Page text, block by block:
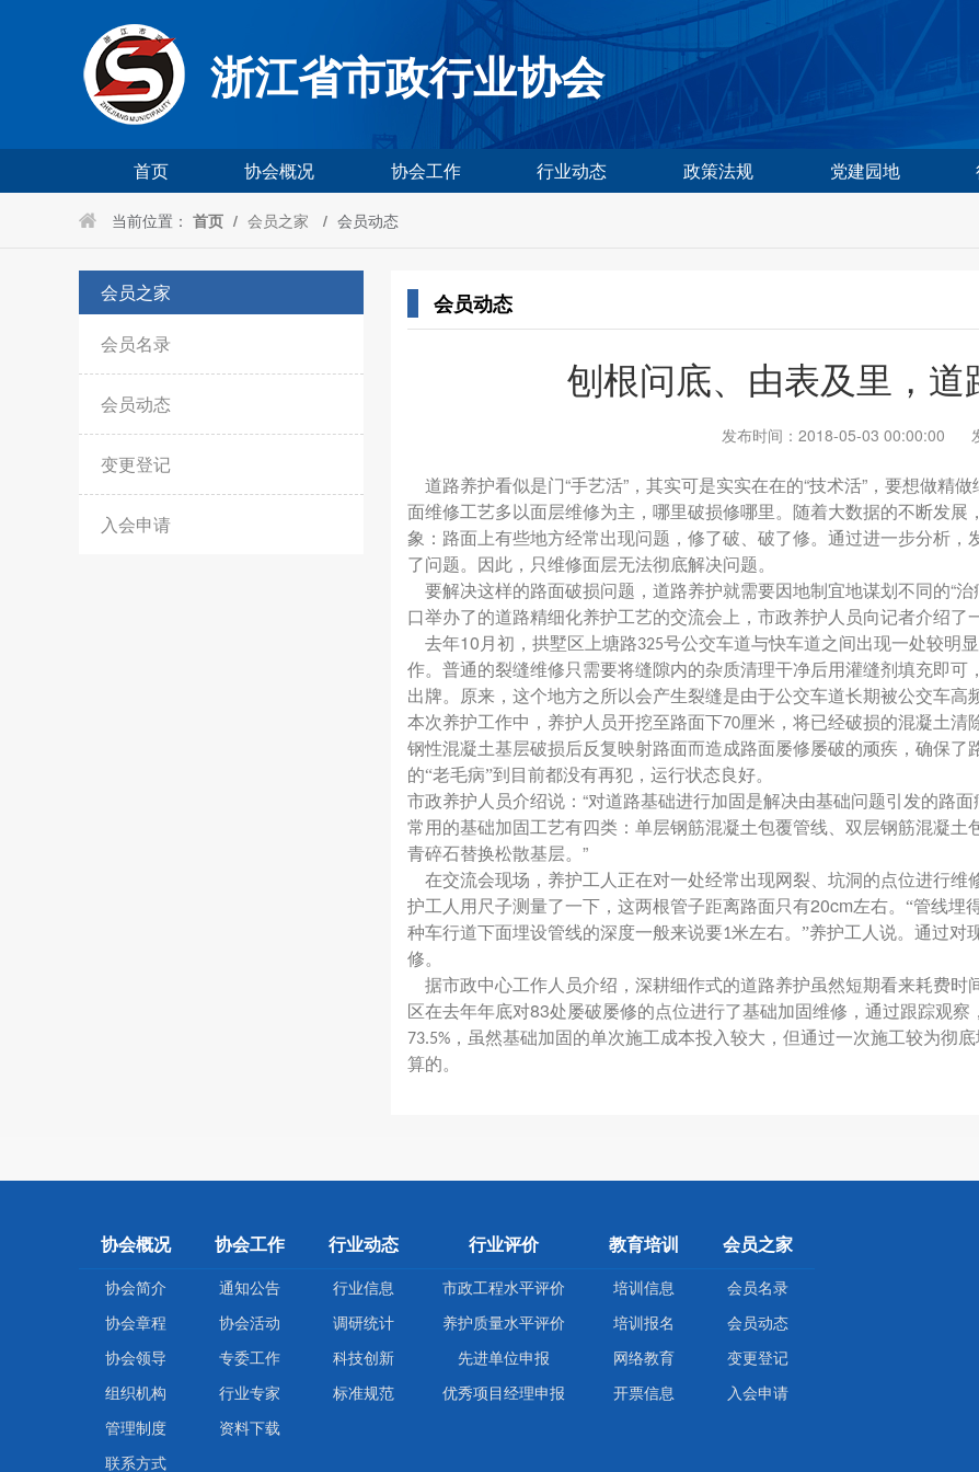
浙江省市政行业协会
首页 协会概况 协会工作 行业动态 政策法规 党建园地
当前位置： 首页 / 会员之家 / 会员动态
会员之家
会员名录
会员动态
变更登记
入会申请
会员动态
刨根问底、由表及里，道
发布时间：2018-05-03 00:00:00
道路养护看似是门“手艺活”，其实可是实实在在的“技术活”，要想做精
面维修工艺多以面层维修为主，哪里破损修哪里。随着大数据的不断发展
象：路面上有些地方经常出现问题，修了破、破了修。通过进一步分析
了问题。因此，只维修面层无法彻底解决问题。
要解决这样的路面破损问题，道路养护就需要因地制宜地谋划不同的“治
口举办了的道路精细化养护工艺的交流会上，市政养护人员向记者介绍了
去年10 月初，拱墅区上塘路325号公交车道与快车道之间出现一处较明
作。普通的裂缝维修只需要将缝隙内的杂质清理干净后用灌缝剂填充即
出牌。原来，这个地方之所以会产生裂缝是由于公交车道长期被公交车高
本次养护工作中，养护人员开挖至路面下70厘米，将已经破损的混凝土清
钢性混凝土基层破损后反复映射路面而造成路面屡修屡破的顽疾，确保
的“老毛病”到目前都没有再犯，运行状态良好。
市政养护人员介绍说： “对道路基础进行加固是解决由基础问题引发的路
常用的基础加固工艺有四类：单层钢筋混凝土包覆管线、双层钢筋混凝
青碎石替换松散基层。”
在交流会现场，养护工人正在对一处经常出现网裂、坑洞的点位进行维
护工人用尺子测量了一下，这两根管子距离路面只有20cm左右。“管线埋
种车行道下面埋设管线的深度一般来说要1米左右。”养护工人说。通过对
修。
据市政中心工作人员介绍，深耕细作式的道路养护虽然短期看来耗费时
区在去年年底对83处屡破屡修的点位进行了基础加固维修，通过跟踪观察
73.5% ，虽然基础加固的单次施工成本投入较大，但通过一次施工较为彻
算的。
协会概况
协会简介
协会章程
协会领导
组织机构
管理制度
联系方式
协会工作
通知公告
协会活动
专委工作
行业专家
资料下载
行业动态
行业信息
调研统计
科技创新
标准规范
行业评价
市政工程水平评价
养护质量水平评价
先进单位申报
优秀项目经理申报
教育培训
培训信息
培训报名
网络教育
开票信息
会员之家
会员名录
会员动态
变更登记
入会申请